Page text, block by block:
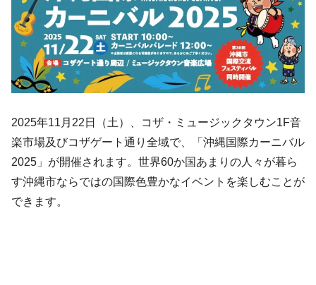
2025年11月22日（土）、コザ・ミュージックタウン1F音
楽市場及びコザゲート通り全域で、「沖縄国際カーニバル
2025」が開催されます。世界60か国あまりの人々が暮ら
す沖縄市ならではの国際色豊かなイベントを楽しむことが
できます。